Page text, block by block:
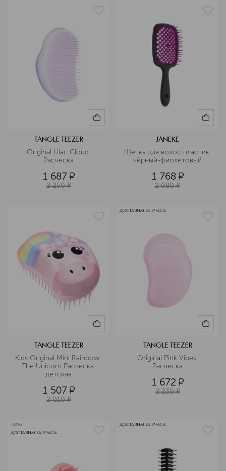
TANGLE TEEZER
Original Lilac Cloud
Расческа
1 687 ¤
2 250 ¤
JANEKE
Щетка для волос пластик
чёрный-фиолетовый
1 768 ¤
2 080 ¤
TANGLE TEEZER
Kids Original Mini Rainbow
The Unicorn Расческа
детская
1 507 ¤
2 010 ¤
ДОСТАВИМ ЗА 3 ЧАСА
TANGLE TEEZER
Original Pink Vibes
Расческа
1 672 ¤
2 230 ¤
-50%
ДОСТАВИМ ЗА 3 ЧАСА
ДОСТАВИМ ЗА 3 ЧАСА